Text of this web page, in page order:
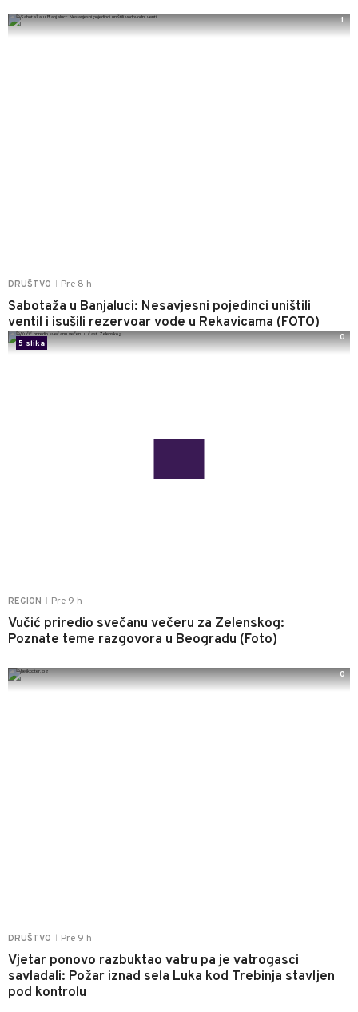
DRUŠTVO Pre 8 h
Sabotaža u Banjaluci: Nesavjesni pojedinci uništili
ventil i isušili rezervoar vode u Rekavicama (FOTO)
1
REGION Pre 9 h
Vučić priredio svečanu večeru za Zelenskog:
Poznate teme razgovora u Beogradu (Foto)
5 slika
0
DRUŠTVO Pre 9 h
Vjetar ponovo razbuktao vatru pa je vatrogasci
savladali: Požar iznad sela Luka kod Trebinja stavljen
pod kontrolu
0